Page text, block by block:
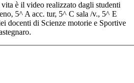
è il video realizzato dagli studenti
5^ A acc. tur, 5^ C sala /v., 5^ E
docenti di Scienze motorie e Sportive